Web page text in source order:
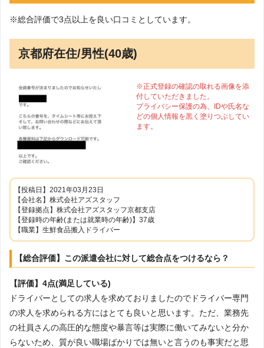
※総合評価で3点以上を良い口コミとしています。
京都府在住/男性(40歳)
※正式登録の確認の取れる画像を添
付していただきました。
プライバシー保護の為、IDや氏名な
どの個人情報を黒く塗りつぶしてい
ます。
【投稿日】2021年03月23日
【会社名】株式会社アズスタッフ
【登録拠点】株式会社アズスタッフ京都支店
【登録時の年齢(または就業時の年齢)】37歳
【職業】生鮮食品搬入ドライバー
【総合評価】この派遣会社に対して総合点をつけるなら？
【評価】4点(満足している)
ドライバーとしての求人を求めておりましたのでドライバー専門
の求人を求められる方にはとても良いと思います。ただ、業務先
の社員さんの高圧的な態度や暴言等は実際に働いてみないと分か
らないため、質が良い職場ばかりでは無いと言うのも事実だと思